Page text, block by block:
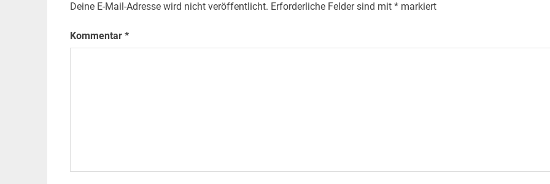
Deine E-Mail-Adresse wird nicht veröffentlicht. Erforderliche Felder sind mit *markiert
Kommentar *